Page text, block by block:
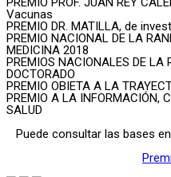
Vacunas
PREMIO DR. MATILLA, de
PREMIO NACIONAL DE LA
MEDICINA 2018
PREMIOS NACIONALES DE LA
DOCTORADO
PREMIO OBIETA A LA
PREMIO A LA INFORMACIÓN,
SALUD
Puede consultar las bases